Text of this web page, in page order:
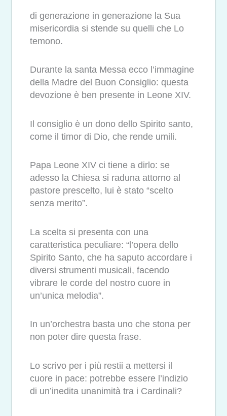
di generazione in generazione la Sua
misericordia si stende su quelli che Lo
temono.
Durante la santa Messa ecco l’immagine
della Madre del Buon Consiglio: questa
devozione è ben presente in Leone XIV.
Il consiglio è un dono dello Spirito santo,
come il timor di Dio, che rende umili.
Papa Leone XIV ci tiene a dirlo: se
adesso la Chiesa si raduna attorno al
pastore prescelto, lui è stato “scelto
senza merito”.
La scelta si presenta con una
caratteristica peculiare: “l’opera dello
Spirito Santo, che ha saputo accordare i
diversi strumenti musicali, facendo
vibrare le corde del nostro cuore in
un’unica melodia”.
In un’orchestra basta uno che stona per
non poter dire questa frase.
Lo scrivo per i più restii a mettersi il
cuore in pace: potrebbe essere l’indizio
di un’inedita unanimità tra i Cardinali?